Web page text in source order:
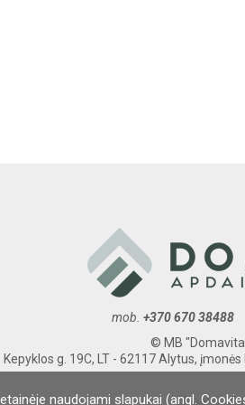
naudojami slapukai (angl.
mob. +370 670 38488
© MB
Kepyklos g. 19C, LT - 62117 Alytus,
El.